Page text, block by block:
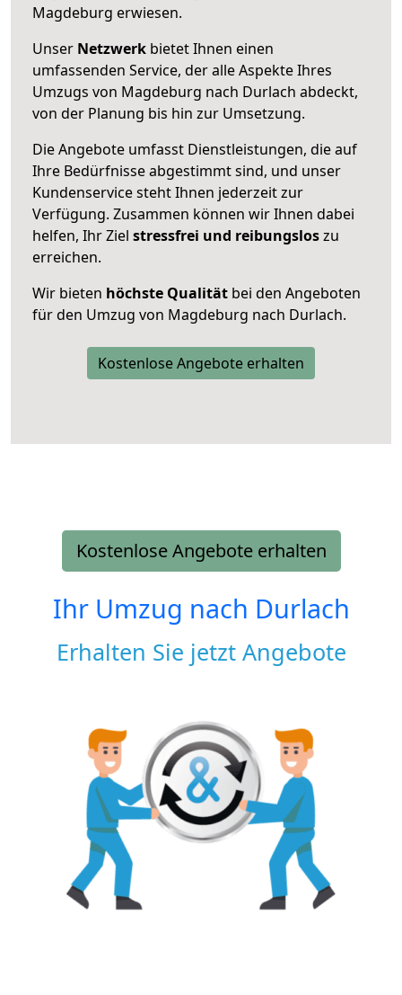
Magdeburg erwiesen.
Unser Netzwerk bietet Ihnen einen
umfassenden Service, der alle Aspekte Ihres
Umzugs von Magdeburg nach Durlach abdeckt,
von der Planung bis hin zur Umsetzung.
Die Angebote umfasst Dienstleistungen, die auf
Ihre Bedürfnisse abgestimmt sind, und unser
Kundenservice steht Ihnen jederzeit zur
Verfügung. Zusammen können wir Ihnen dabei
helfen, Ihr Ziel stressfrei und reibungsloszu
erreichen.
Wir bieten höchste Qualität bei den Angeboten
für den Umzug von Magdeburg nach Durlach.
Kostenlose Angebote erhalten
Kostenlose Angebote erhalten
Ihr Umzug nach Durlach
Erhalten Sie jetzt Angebote